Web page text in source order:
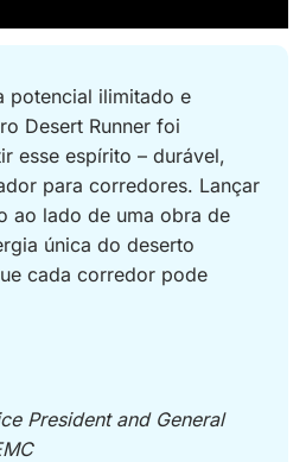
potencial ilimitado e
Desert Runner foi
esse espírito – durável,
para corredores. Lançar
ao lado de uma obra de
única do deserto
cada corredor pode
President and General